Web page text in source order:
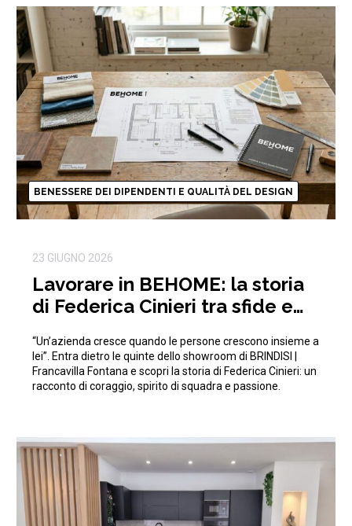
BENESSERE DEI DIPENDENTI E QUALITÀ DEL DESIGN
23 GIUGNO 2026
Lavorare in BEHOME: la storia
di Federica Cinieri tra sfide e
“Un’azienda cresce quando le persone crescono insieme a
lei”. Entra dietro le quinte dello showroom di BRINDISI |
Francavilla Fontana e scopri la storia di Federica Cinieri: un
racconto di coraggio, spirito di squadra e passione.